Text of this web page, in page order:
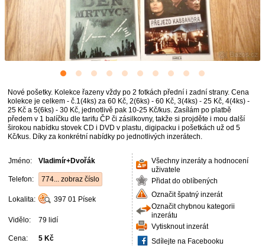
Nové pošetky. Kolekce řazeny vždy po 2 fotkách přední i zadní strany. Cena
kolekce je celkem - č.1(4ks) za 60 Kč, 2(6ks) - 60 Kč, 3(4ks) - 25 Kč, 4(4ks) -
25 Kč a 5(6ks) - 30 Kč, jednotlivě pak 10-25 Kč/kus. Zasílám po platbě
předem v 1 balíčku dle tarifu ČP či zásilkovny, takže si projděte i mou další
širokou nabídku stovek CD i DVD v plastu, digipacku i pošetkách už od 5
Kč/kus. Díky za konkrétní nabídky po jednotlivých inzerátech.
Jméno: Vladimír+Dvořák
Telefon: 774... zobraz číslo
Lokalita: 397 01 Písek
Vidělo: 79 lidí
Cena: 5 Kč
Všechny inzeráty a hodnocení
uživatele
Přidat do oblíbených
Označit špatný inzerát
Označit chybnou kategorii
inzerátu
Vytisknout inzerát
Sdílejte na Facebooku